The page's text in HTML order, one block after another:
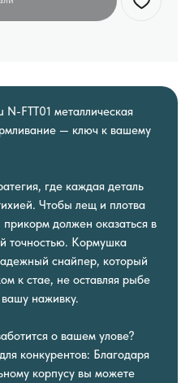
FTT01 металлическая
— ключ к вашему
где каждая деталь
Чтобы лещ и плотва
должен оказаться в
точностью. Кормушка
снайпер, который
к стае, не оставляя рыбе
наживку.
о вашем улове?
конкурентов: Благодаря
корпусу вы можете